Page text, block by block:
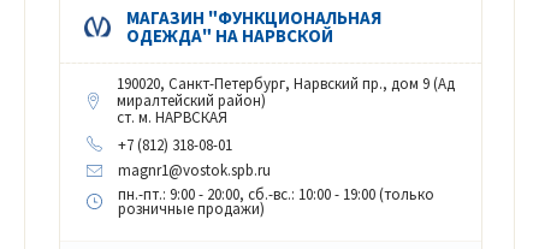
МАГАЗИН "ФУНКЦИОНАЛЬНАЯ
ОДЕЖДА" НА НАРВСКОЙ
190020, Санкт-Петербург, Нарвский пр., дом 9 (Ад
миралтейский район)
ст. м. НАРВСКАЯ
+7 (812) 318-08-01
magnr1@vostok.spb.ru
пн.-пт.: 9:00 - 20:00, сб.-вс.: 10:00 - 19:00 (только
розничные продажи)